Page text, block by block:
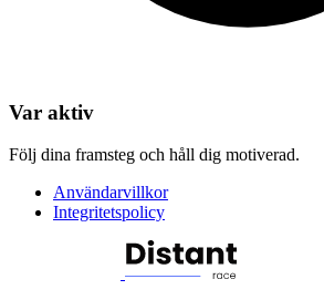
Var aktiv
Följ dina framsteg och håll dig motiverad.
Användarvillkor
Integritetspolicy